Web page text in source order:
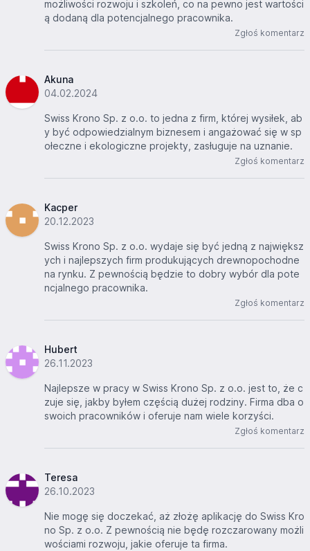
możliwości rozwoju i szkoleń, co na pewno jest wartości
ą dodaną dla potencjalnego pracownika.
Zgłoś komentarz
Akuna
04.02.2024
Swiss Krono Sp. z o.o. to jedna z firm, której wysiłek, ab
y być odpowiedzialnym biznesem i angażować się w sp
ołeczne i ekologiczne projekty, zasługuje na uznanie.
Zgłoś komentarz
Kacper
20.12.2023
Swiss Krono Sp. z o.o. wydaje się być jedną z największ
ych i najlepszych firm produkujących drewnopochodne
na rynku. Z pewnością będzie to dobry wybór dla pote
ncjalnego pracownika.
Zgłoś komentarz
Hubert
26.11.2023
Najlepsze w pracy w Swiss Krono Sp. z o.o. jest to, że c
zuje się, jakby byłem częścią dużej rodziny. Firma dba o
swoich pracowników i oferuje nam wiele korzyści.
Zgłoś komentarz
Teresa
26.10.2023
Nie mogę się doczekać, aż złożę aplikację do Swiss Kro
no Sp. z o.o. Z pewnością nie będę rozczarowany możli
wościami rozwoju, jakie oferuje ta firma.